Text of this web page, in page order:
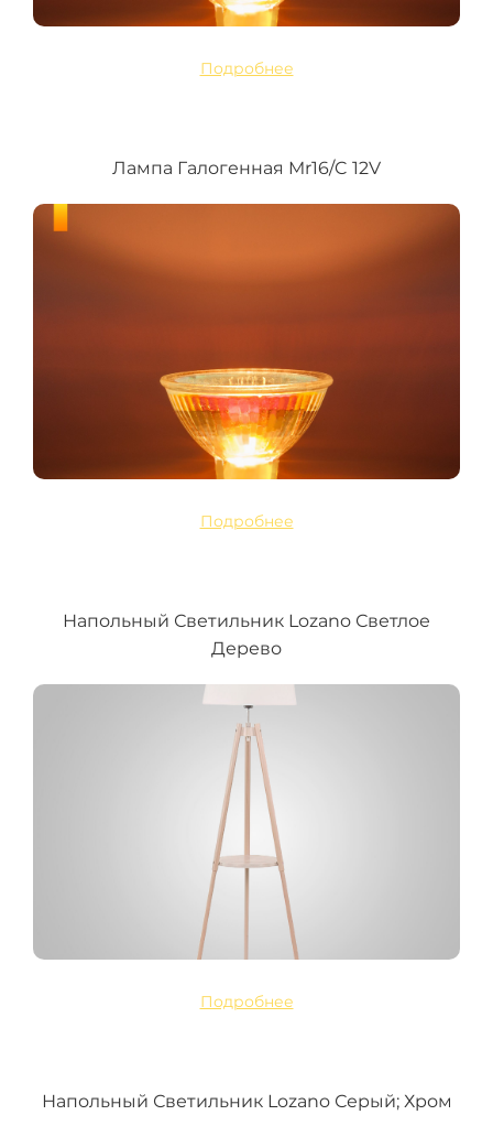
Подробнее
Лампа Галогенная Mr16/C 12V
Подробнее
Напольный Светильник Lozano Светлое
Дерево
Подробнее
Напольный Светильник Lozano Серый; Хром